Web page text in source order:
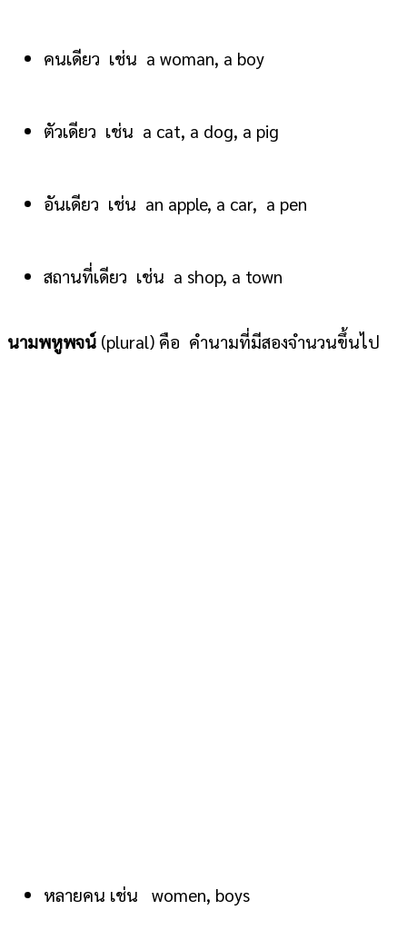
คนเดียว เช่น a woman, a boy
ตัวเดียว เช่น a cat, a dog, a pig
อันเดียว เช่น an apple, a car, a pen
สถานที่เดียว เช่น a shop, a town
นามพหูพจน์ (plural) คือ คำนามที่มีสองจำนวนขึ้นไป
หลายคน เช่น women, boys